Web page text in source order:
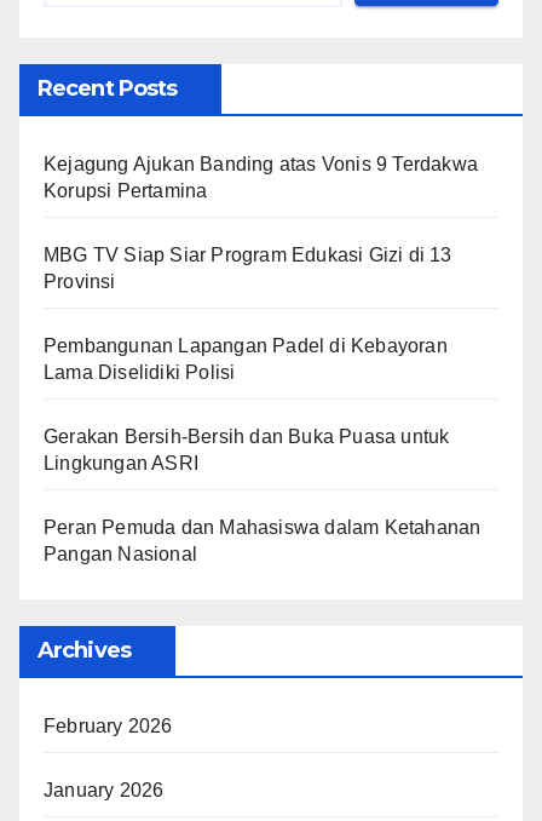
Recent Posts
Kejagung Ajukan Banding atas Vonis 9 Terdakwa
Korupsi Pertamina
MBG TV Siap Siar Program Edukasi Gizi di 13
Provinsi
Pembangunan Lapangan Padel di Kebayoran
Lama Diselidiki Polisi
Gerakan Bersih-Bersih dan Buka Puasa untuk
Lingkungan ASRI
Peran Pemuda dan Mahasiswa dalam Ketahanan
Pangan Nasional
Archives
February 2026
January 2026